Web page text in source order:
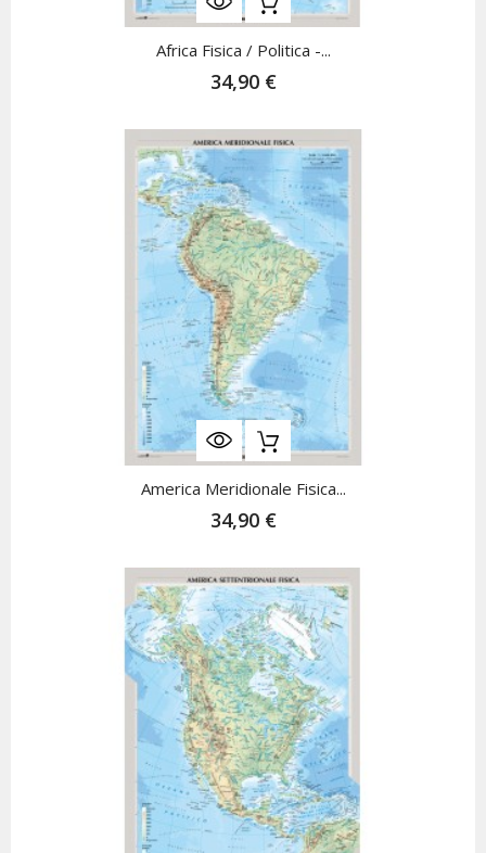
Africa Fisica / Politica -...
34,90 €
America Meridionale Fisica...
34,90 €